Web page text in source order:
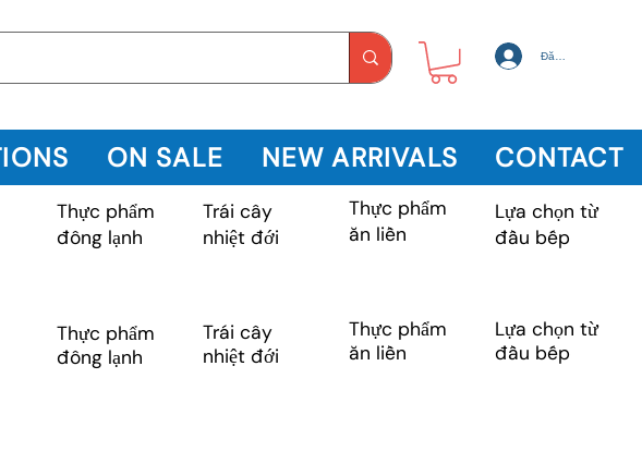
Đăng nhập
ON SALE NEW ARRIVALS CONTACT
Thực phẩm
đông lạnh
Trái cây
nhiệt đới
Thực phẩm
ăn liền
Lựa chọn từ
đầu bếp
Thực phẩm
đông lạnh
Trái cây
nhiệt đới
Thực phẩm
ăn liền
Lựa chọn từ
đầu bếp